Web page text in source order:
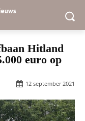
Hitland
euro op
12 september 2021